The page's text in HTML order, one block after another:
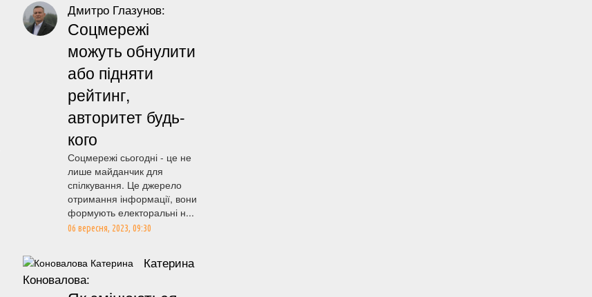
Дмитро Глазунов:
Соцмережі
можуть обнулити
або підняти
рейтинг,
авторитет будь-
кого
Соцмережі сьогодні - це не
лише майданчик для
спілкування. Це джерело
отримання інформації, вони
формують електоральні н...
06 вересня, 2023, 09:30
Катерина
Коновалова: